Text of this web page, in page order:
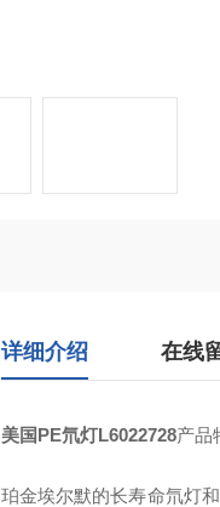
详细介绍 在线
美国PE氘灯L6022728产品
珀金埃尔默的长寿命氘灯